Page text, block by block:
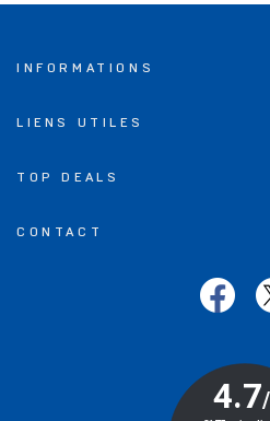
INFORMATIONS
LIENS UTILES
TOP DEALS
CONTACT